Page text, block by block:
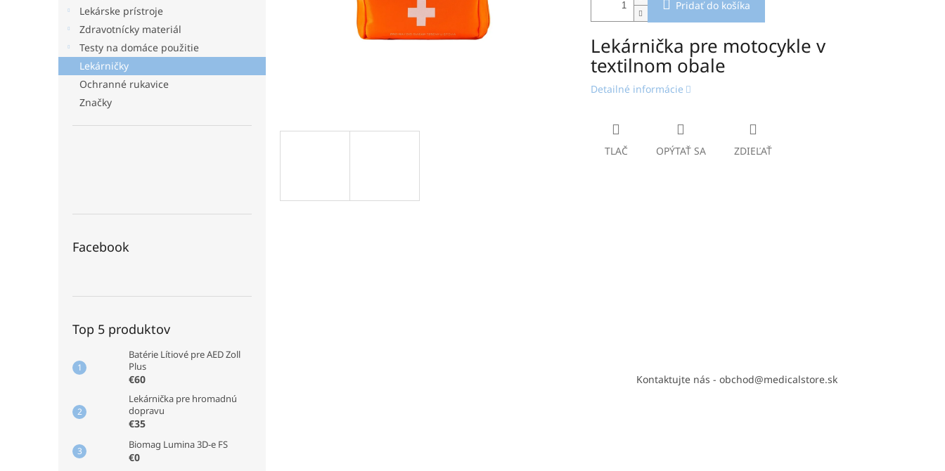
Lekárske prístroje
Zdravotnícky materiál
Testy na domáce použitie
Lekárničky
Ochranné rukavice
Značky
Facebook
Top 5 produktov
Batérie Lítiové pre AED Zoll
Plus
€60
Lekárnička pre hromadnú
dopravu
€35
Biomag Lumina 3D-e FS
€0
Pridať do košíka
Lekárnička pre motocykle v
textilnom obale
Detailné informácie
TLAČ OPÝTAŤ SA ZDIEĽAŤ
Kontaktujte nás - obchod@medicalstore.sk